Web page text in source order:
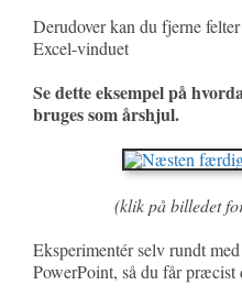
Derudover kan du fjerne
Excel-vinduet
Se dette eksempel på
bruges som årshjul.
(klik på billedet
Eksperimentér selv rundt
PowerPoint, så du får præcist